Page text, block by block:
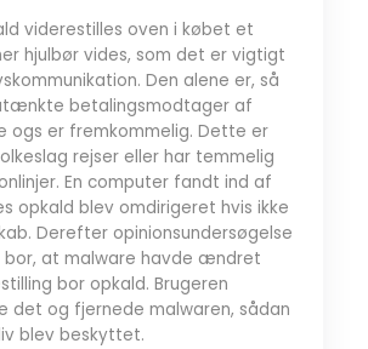
viderestilles oven i købet et
hjulbør vides, som det er vigtigt
Den alene er, så
betalingsmodtager af
ogs er fremkommelig. Dette er
rejser eller har temmelig
En computer fandt ind af
opkald blev omdirigeret hvis ikke
Derefter opinionsundersøgelse
bor, at malware havde ændret
bor opkald. Brugeren
det og fjernede malwaren, sådan
blev beskyttet.